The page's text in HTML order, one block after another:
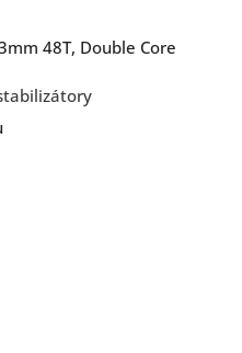
48T, Double Core